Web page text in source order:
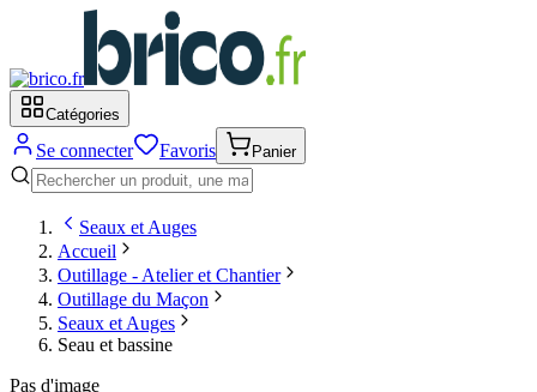
Catégories
Se connecter Favoris Panier
Seaux et Auges
Accueil
Outillage - Atelier et Chantier
Outillage du Maçon
Seaux et Auges
Seau et bassine
Pas d'image